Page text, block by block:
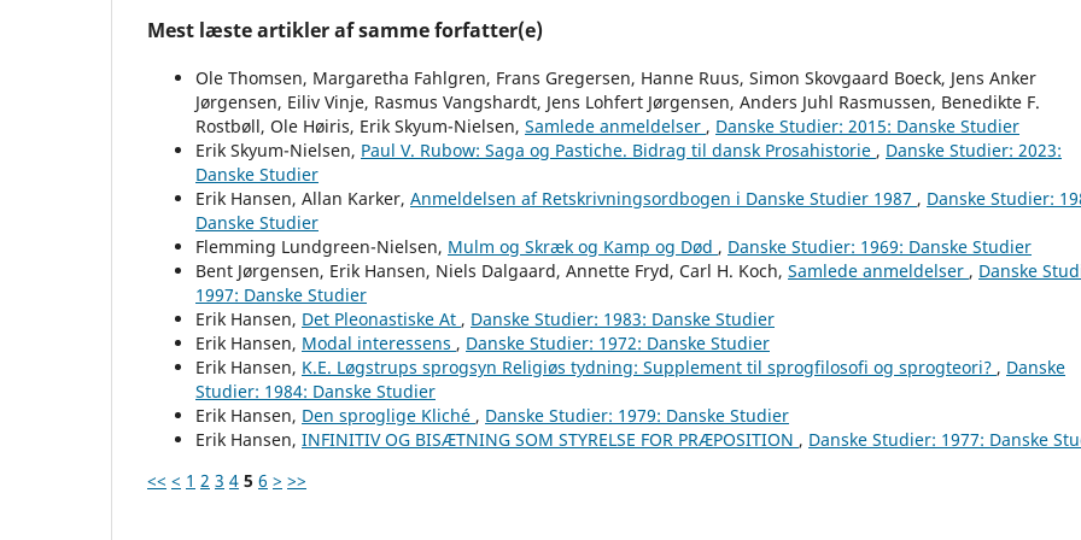
Mest læste artikler af samme forfatter(e)
Ole Thomsen, Margaretha Fahlgren, Frans Gregersen, Hanne Ruus, Simon Skovgaard Boeck, Jens Anker
Jørgensen, Eiliv Vinje, Rasmus Vangshardt, Jens Lohfert Jørgensen, Anders Juhl Rasmussen, Benedikte F.
Rostbøll, Ole Høiris, Erik Skyum-Nielsen, Samlede anmeldelser , Danske Studier: 2015: Danske Studier
Erik Skyum-Nielsen, Paul V. Rubow: Saga og Pastiche. Bidrag til dansk Prosahistorie , Danske Studier: 2023:
Danske Studier
Erik Hansen, Allan Karker, Anmeldelsen af Retskrivningsordbogen i Danske Studier 1987 , Danske Studier:
Danske Studier
Flemming Lundgreen-Nielsen, Mulm og Skræk og Kamp og Død , Danske Studier: 1969: Danske Studier
Bent Jørgensen, Erik Hansen, Niels Dalgaard, Annette Fryd, Carl H. Koch, Samlede anmeldelser , Danske
1997: Danske Studier
Erik Hansen, Det Pleonastiske At , Danske Studier: 1983: Danske Studier
Erik Hansen, Modal interessens , Danske Studier: 1972: Danske Studier
Erik Hansen, K.E. Løgstrups sprogsyn Religiøs tydning: Supplement til sprogfilosofi og sprogteori? , Danske
Studier: 1984: Danske Studier
Erik Hansen, Den sproglige Kliché , Danske Studier: 1979: Danske Studier
Erik Hansen, INFINITIV OG BISÆTNING SOM STYRELSE FOR PRÆPOSITION , Danske Studier: 1977: Danske
<< < 1 2 3 4 5 6 > >>